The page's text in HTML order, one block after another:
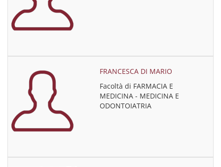
FRANCESCA DI MARIO
Facoltà di FARMACIA E
MEDICINA - MEDICINA E
ODONTOIATRIA